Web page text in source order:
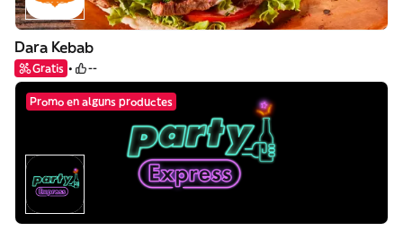
Dara Kebab
Gratis --
Promo en alguns productes